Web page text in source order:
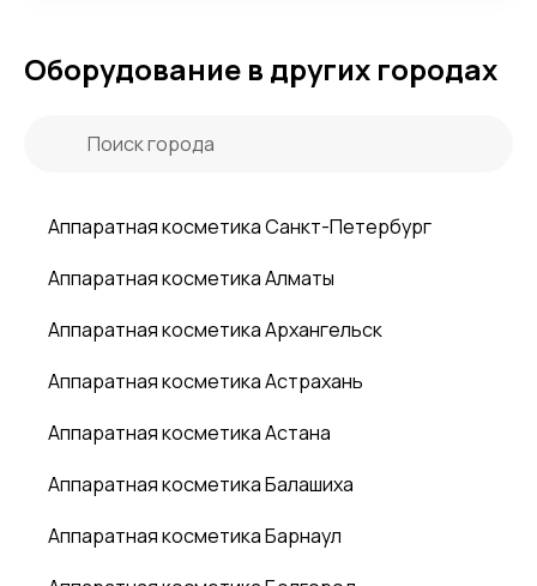
Оборудование в других городах
Аппаратная косметика Санкт-Петербург
Аппаратная косметика Алматы
Аппаратная косметика Архангельск
Аппаратная косметика Астрахань
Аппаратная косметика Астана
Аппаратная косметика Балашиха
Аппаратная косметика Барнаул